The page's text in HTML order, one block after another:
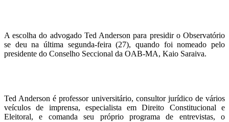
A escolha do advogado Ted Anderson para presidir o Observatório
se deu na última segunda-feira (27), quando foi nomeado pelo
presidente do Conselho Seccional da OAB-MA, Kaio Saraiva.
Ted Anderson é professor universitário, consultor jurídico de vários
veículos de imprensa, especialista em Direito Constitucional e
Eleitoral, e comanda seu próprio programa de entrevistas, o